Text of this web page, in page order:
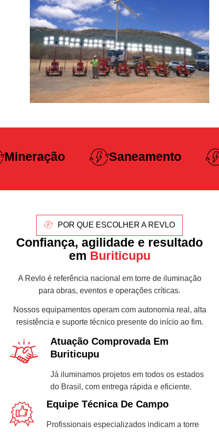
Saneamento
Construção
Pesada
POR QUE ESCOLHER A REVLO
Confiança, agilidade e resultado
em Buriticupu
A Revlo é referência nacional em torre de iluminação
para obras, eventos e operações críticas.
Nossos equipamentos operam com autonomia real, alta
resistência e suporte técnico presente do início ao fim.
Atuação Comprovada Em
Buriticupu
Já iluminamos projetos em todos os estados
do Brasil, com entrega rápida e eficiente.
Equipe Técnica De Campo
Profissionais especializados indicam a torre